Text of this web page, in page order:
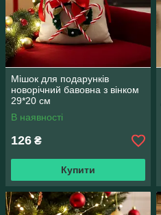
Мішок для подарунків
новорічний бавовна з вінком
29*20 см
В наявності
126 ₴
Купити